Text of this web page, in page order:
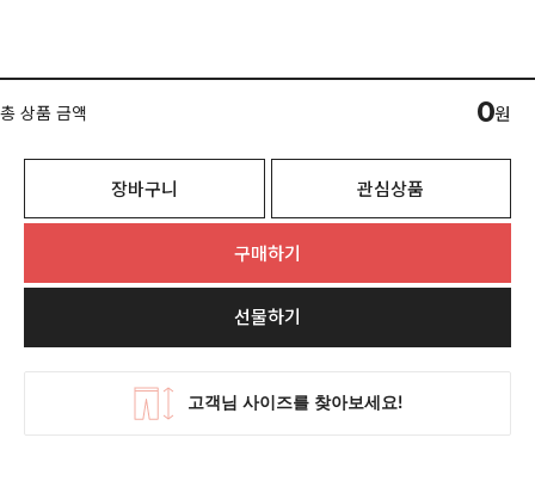
총 상품 금액 0원
장바구니 관심상품
구매하기
선물하기